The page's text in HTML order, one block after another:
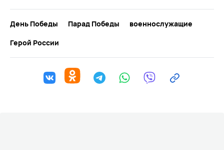
День Победы Парад Победы
военнослужащие
Герой России